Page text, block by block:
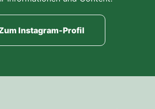
Instagram-Profil